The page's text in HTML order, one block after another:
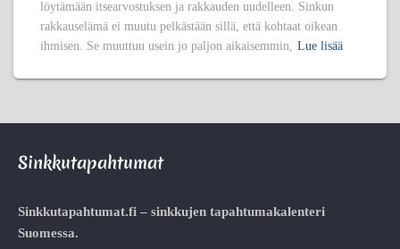
löytämään itsearvostuksen ja rakkauden uudelleen. Sinkun
rakkauselämä ei muutu pelkästään sillä, että kohtaat oikean
ihmisen. Se muuttuu usein jo paljon aikaisemmin,
Lue lisää
Sinkkutapahtumat
Sinkkutapahtumat.fi – sinkkujen tapahtumakalenteri
Suomessa.